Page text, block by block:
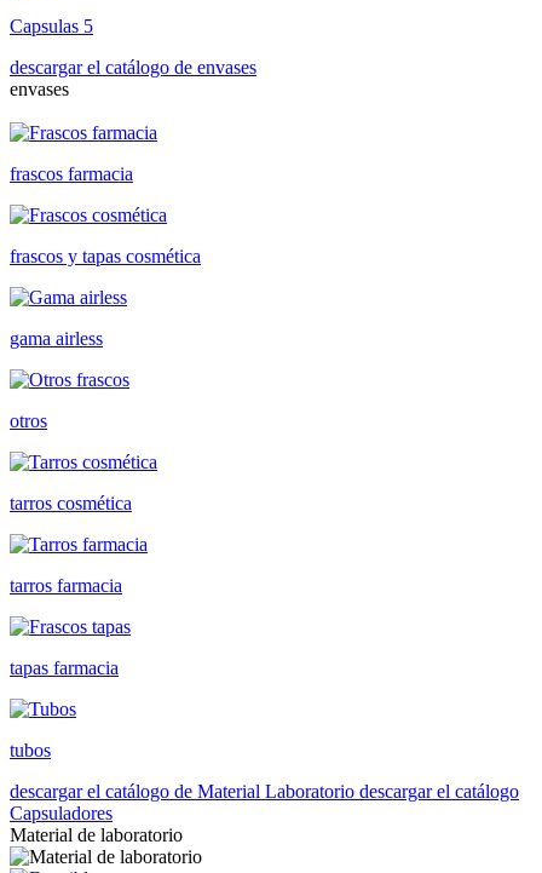
Capsulas 5
descargar el catálogo de envases
envases
frascos farmacia
frascos y tapas cosmética
gama airless
otros
tarros cosmética
tarros farmacia
tapas farmacia
tubos
descargar el catálogo de Material Laboratorio descargar el catálogo
Capsuladores
Material de laboratorio